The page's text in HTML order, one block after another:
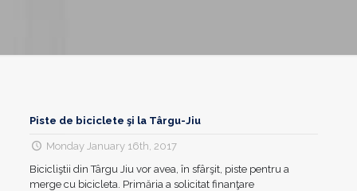
Piste de biciclete şi la Târgu-Jiu
Monday January 16th, 2017
Bicicliştii din Târgu Jiu vor avea, în sfârşit, piste pentru a
merge cu bicicleta. Primăria a solicitat finanţare